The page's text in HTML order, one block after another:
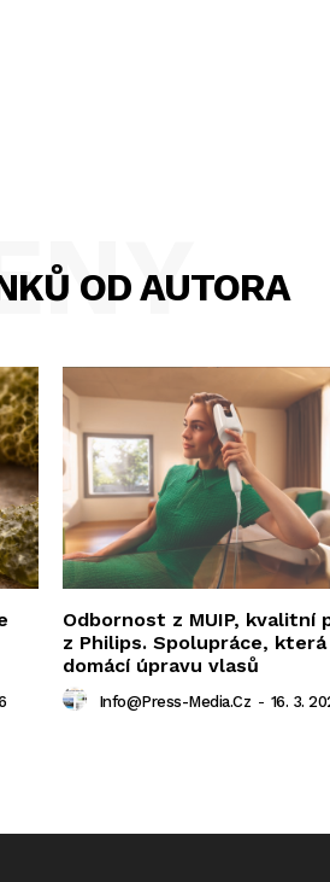
OD AUTORA
Odbornost z MUIP, kvalitní
z Philips. Spolupráce, která
domácí úpravu vlasů
Info@press-Media.cz - 16. 3.